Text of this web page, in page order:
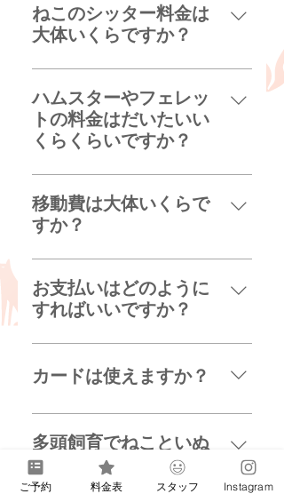
¥3900/30分(散歩なし） または、
¥4200-¥5800/60分(散歩あり) の
と、 コインパーキング利用があれ
ばご負担をお願いしております。
【城南/目黒近辺】 ¥5000(散歩あ
り) で、移動費も込みです。 ※
が発生しますので、料金表をご確
認ください
ねこのシッター料金は
大体いくらですか？
【城西/練馬近辺】 ¥3100/30分
¥4500/60分 のどちらかです。 ４
頭以上になると¥800/1頭ずつ追加
になります 上記に移動費用と、 コ
担をお願いしております。 【城南/
目黒近辺】 ¥5000/60分 で、移動
費も込みです。 ４頭以上になると
ハムスターやフェレッ
トの料金はだいたいい
くらくらいですか？
【城西/練馬近辺】 ¥3100/30分
¥4500/60分 のどちらかです。 ４
ケージ以上になると¥800/1ケージ
辺】 ¥5000/60分 のみでのご案
内です ４ケージ以上になると
¥1000/1ケージずつ追加になりま
移動費は大体いくらで
すか？
【城西/練馬近辺】 ざっとになりま
すが、地域的には以下のような振
り分けです ¥200→谷原、三原台、
井荻、富士見台、中村橋 ¥400→大
泉学園、武蔵関、保谷、豊玉、平
佐谷北 ¥500→ひばりヶ丘、東伏
見、小竹向原、和光市 ¥600→西武
他に、コインパーキングを利用す
お支払いはどのように
すればいいですか？
打ち合わせ/鍵の受け取りの際に ・
現金でお支払い または、 ・お振込
み ・PayPay ・楽天Pay で事前に
お支払いをお願いしております。
詳細はお送りしているご請求書か
らご確認ください。 ※カード払い
はご利用いただけませんが、
カードは使えますか？
PayPay、楽天Payに登録していた
だければ使用できますが、 それ以
外の方法でカード払いをご利用い
ただくことはできません。
多頭飼育でねこといぬ
を飼っています。いく
らでシッターを頼めま
ご予約 料金表 スタッフ Instagram